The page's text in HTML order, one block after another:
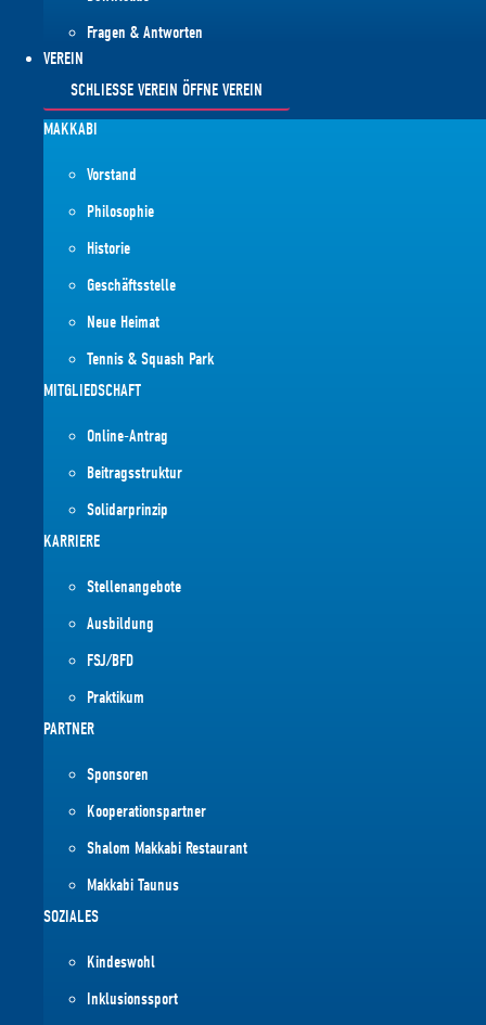
Fragen & Antworten
VEREIN
SCHLIESSE VEREIN
ÖFFNE VEREIN
MAKKABI
Vorstand
Philosophie
Historie
Geschäftsstelle
Neue Heimat
Tennis & Squash Park
MITGLIEDSCHAFT
Online-Antrag
Beitragsstruktur
Solidarprinzip
KARRIERE
Stellenangebote
Ausbildung
FSJ/BFD
Praktikum
PARTNER
Sponsoren
Kooperationspartner
Shalom Makkabi Restaurant
Makkabi Taunus
SOZIALES
Kindeswohl
Inklusionssport